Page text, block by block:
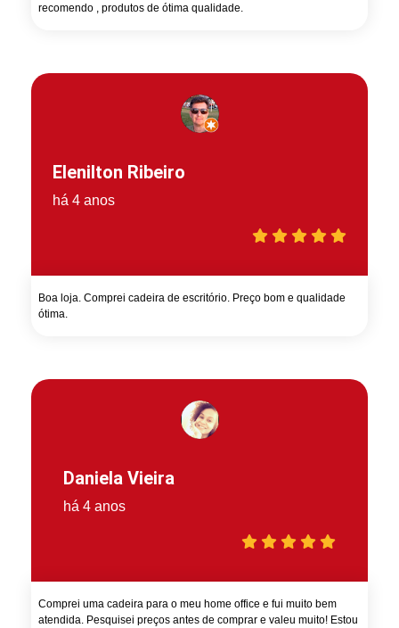
recomendo , produtos de ótima qualidade.
Elenilton Ribeiro
há 4 anos
Boa loja. Comprei cadeira de escritório. Preço bom e qualidade
ótima.
Daniela Vieira
há 4 anos
Comprei uma cadeira para o meu home office e fui muito bem
atendida. Pesquisei preços antes de comprar e valeu muito! Estou